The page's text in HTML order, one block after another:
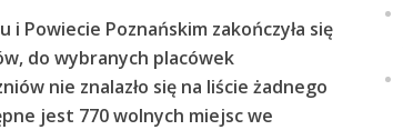
Powiecie Poznańskim zakończyła się
do wybranych placówek
nie znalazło się na liście żadnego
jest 770 wolnych miejsc we